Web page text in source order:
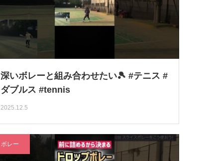
深いボレーと組み合わせたい🎾 #テニス #
ダブルス #tennis
2025.12.5
ボレー